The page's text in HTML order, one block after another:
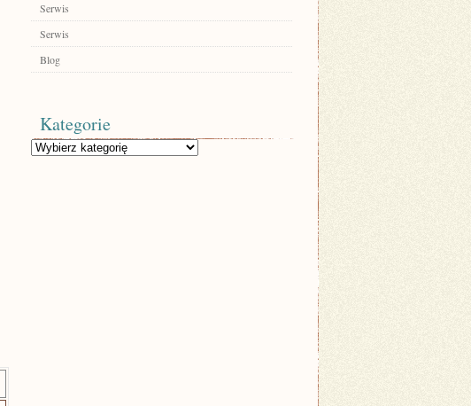
Serwis
Serwis
Blog
Kategorie
Kategorie